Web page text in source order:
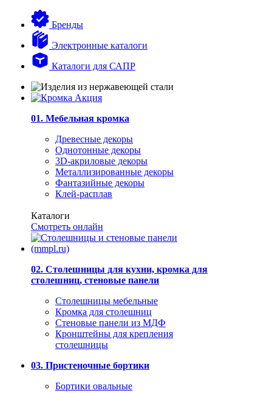
Бренды
Электронные каталоги
Каталоги для САПР
01. Мебельная кромка
Древесные декоры
Однотонные декоры
3D-акриловые декоры
Металлизированные декоры
Фантазийные декоры
Клей-расплав
Каталоги
Смотреть онлайн
02. Столешницы для кухни, кромка для
столешниц, стеновые панели
Столешницы мебельные
Кромка для столешниц
Стеновые панели из МДФ
Кронштейны для крепления
столешницы
03. Пристеночные бортики
Бортики овальные